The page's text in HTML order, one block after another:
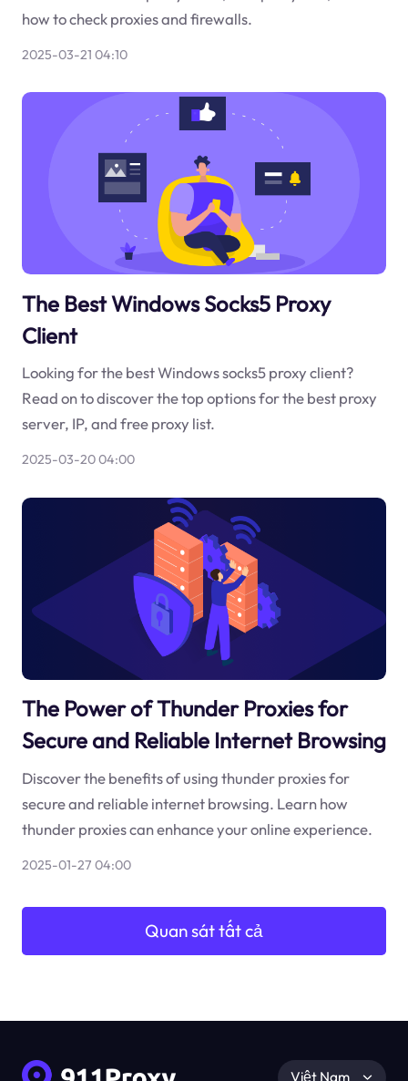
how to check proxies and firewalls.
2025-03-21 04:10
The Best Windows Socks5 Proxy
Client
Looking for the best Windows socks5 proxy client?
Read on to discover the top options for the best proxy
server, IP, and free proxy list.
2025-03-20 04:00
The Power of Thunder Proxies for
Secure and Reliable Internet Browsing
Discover the benefits of using thunder proxies for
secure and reliable internet browsing. Learn how
thunder proxies can enhance your online experience.
2025-01-27 04:00
Quan sát tất cả
Việt Nam